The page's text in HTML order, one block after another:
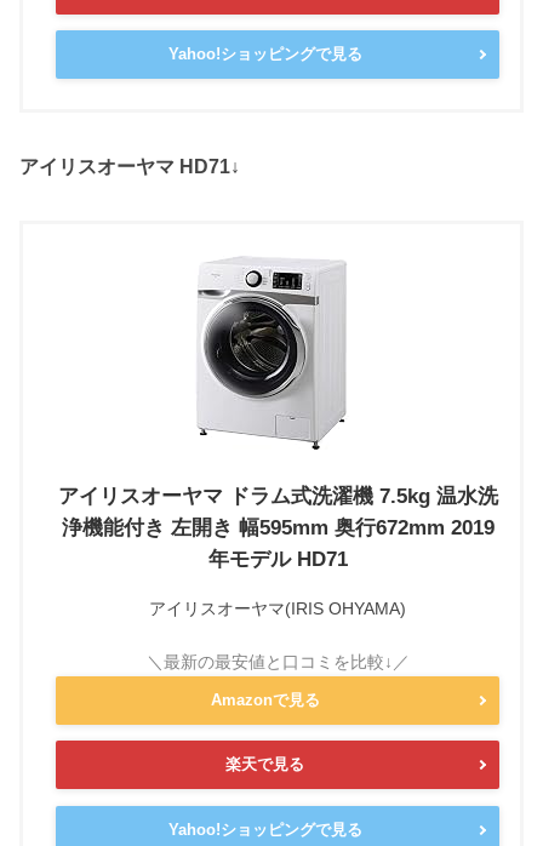
Yahoo!ショッピングで見る
アイリスオーヤマ HD71↓
アイリスオーヤマ ドラム式洗濯機 7.5kg 温水洗
浄機能付き 左開き 幅595mm 奥行672mm 2019
年モデル HD71
アイリスオーヤマ(IRIS OHYAMA)
Amazonで見る
楽天で見る
Yahoo!ショッピングで見る